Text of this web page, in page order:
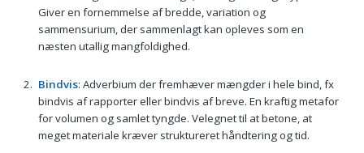
Giver en fornemmelse af bredde, variation og
sammensurium, der sammenlagt kan opleves som en
næsten utallig mangfoldighed.
Bindvis: Adverbium der fremhæver mængder i hele bind, fx
bindvis af rapporter eller bindvis af breve. En kraftig metafor
for volumen og samlet tyngde. Velegnet til at betone, at
meget materiale kræver struktureret håndtering og tid.